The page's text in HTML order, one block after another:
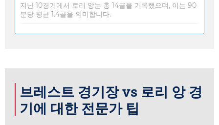
지난 10경기에서 로리 앙는 총 14골을 기록했으며, 이는 90
분당 평균 1.4골을 의미합니다.
브레스트 경기장 vs 로리 앙 경
기에 대한 전문가 팁